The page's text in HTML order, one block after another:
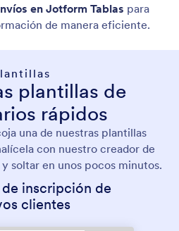
en Jotform Tablas para
de manera eficiente.
plantillas de
rápidos
una de nuestras plantillas
con nuestro creador de
soltar en unos pocos minutos.
inscripción de
clientes